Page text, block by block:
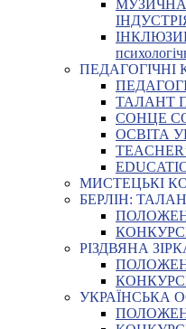
МУЗИЧНА
ТАЛАНТ
СОНЦЕ
ОСВІТА
МИСТЕЦЬКІ
БЕРЛІН:
РІЗДВЯНА
УКРАЇНСЬКА